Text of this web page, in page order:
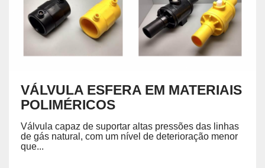
VÁLVULA ESFERA EM MATERIAIS
POLIMÉRICOS
Válvula capaz de suportar altas pressões das linhas
de gás natural, com um nível de deterioração menor
que...